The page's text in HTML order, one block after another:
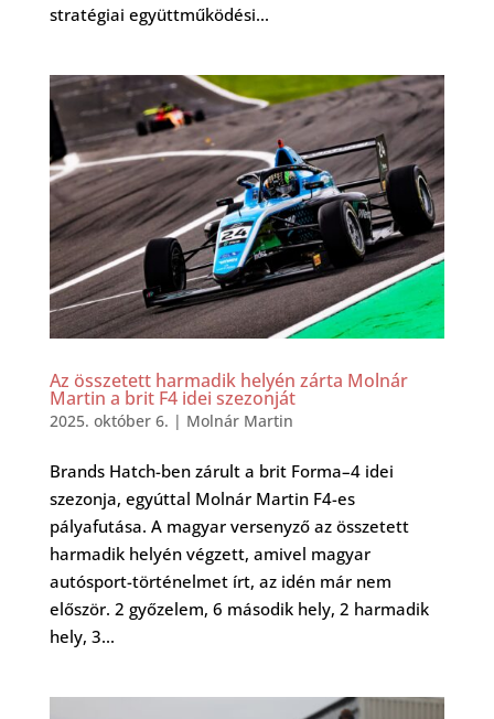
stratégiai együttműködési...
Az összetett harmadik helyén zárta Molnár
Martin a brit F4 idei szezonját
2025. október 6. | Molnár Martin
Brands Hatch-ben zárult a brit Forma–4 idei
szezonja, egyúttal Molnár Martin F4-es
pályafutása. A magyar versenyző az összetett
harmadik helyén végzett, amivel magyar
autósport-történelmet írt, az idén már nem
először. 2 győzelem, 6 második hely, 2 harmadik
hely, 3...